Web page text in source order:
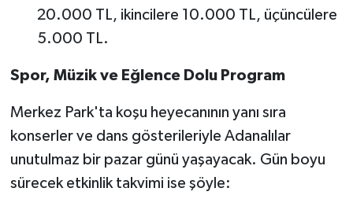
20.000 TL, ikincilere 10.000 TL, üçüncülere
5.000 TL.
Spor, Müzik ve Eğlence Dolu Program
Merkez Park'ta koşu heyecanının yanı sıra
konserler ve dans gösterileriyle Adanalılar
unutulmaz bir pazar günü yaşayacak. Gün boyu
sürecek etkinlik takvimi ise şöyle: